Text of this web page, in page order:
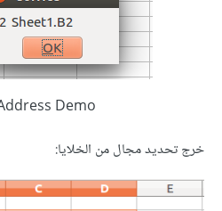
Demo
خرج تحديد مجال من الخلايا: